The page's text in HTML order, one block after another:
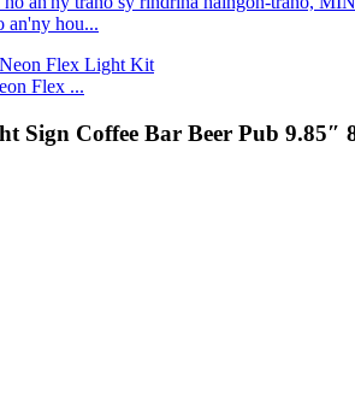
an'ny hou...
Flex ...
Sign Coffee Bar Beer Pub